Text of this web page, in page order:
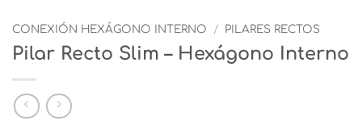
CONEXIÓN HEXÁGONO INTERNO / PILARES RECTOS
Pilar Recto Slim – Hexágono Interno